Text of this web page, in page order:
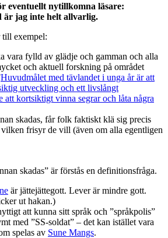
eventuellt nytillkomna läsare:
är jag inte helt allvarlig.
till exempel:
vara fylld av glädje och gamman och alla
och aktuell forskning på området
Huvudmålet med tävlandet i unga år är att
utveckling och ett livslångt
att kortsiktigt vinna segrar och låta några
skadas, får folk faktiskt klä sig precis
frisyr de vill (även om alla egentligen
skadas” är förstås en definitionsfråga.
är jättejättegott. Lever är mindre gott.
ut hakan.)
att kunna sitt språk och ”språkpolis”
med ”SS-soldat” – det kan istället vara
spelas av Sune Mangs.